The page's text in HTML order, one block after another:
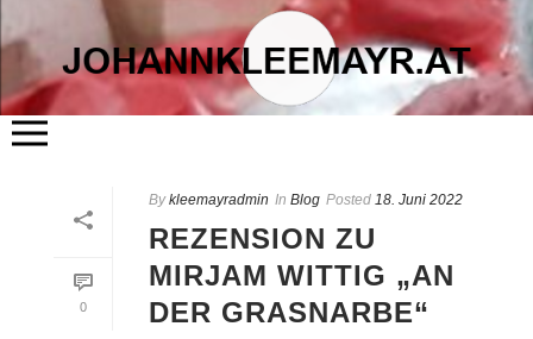
ÜBER MICH
KUNST
FLÖSSERHAUS
TERMINE
BLOG
KONTAKT
0
By kleemayradmin In Blog Posted 18. Juni 2022
REZENSION ZU
MIRJAM WITTIG „AN
DER GRASNARBE“